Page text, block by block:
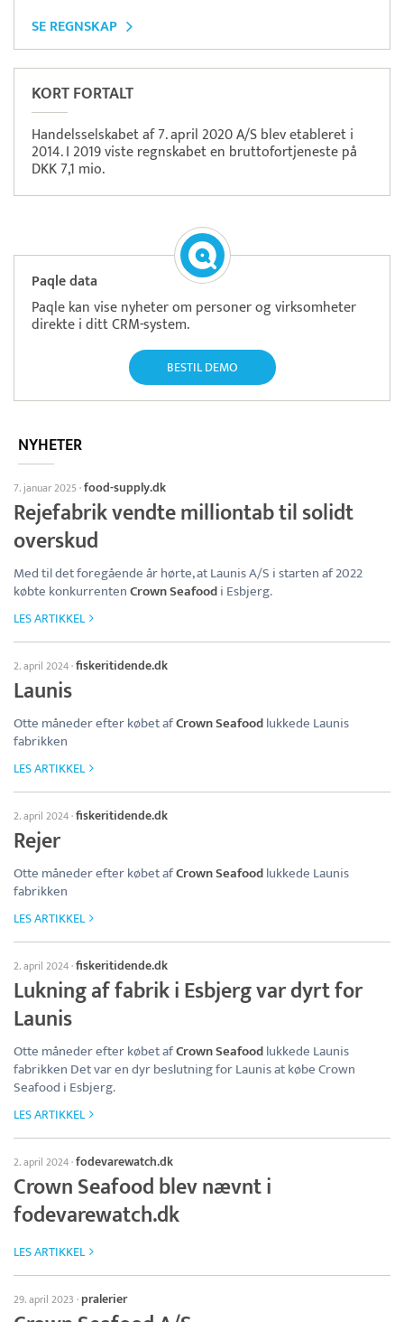
SE REGNSKAP
KORT FORTALT
Handelsselskabet af 7. april 2020 A/S blev etableret i
2014. I 2019 viste regnskabet en bruttofortjeneste på
DKK 7,1 mio.
Paqle data
Paqle kan vise nyheter om personer og virksomheter
direkte i ditt CRM-system.
BESTIL DEMO
NYHETER
7. januar 2025·food-supply.dk
Rejefabrik vendte milliontab til solidt
overskud
Med til det foregående år hørte, at Launis A/S i starten af 2022
købte konkurrentenCrown Seafoodi Esbjerg.
LES ARTIKKEL
2. april 2024·fiskeritidende.dk
Launis
Otte måneder efter købet afCrown Seafoodlukkede Launis
fabrikken
LES ARTIKKEL
2. april 2024·fiskeritidende.dk
Rejer
Otte måneder efter købet afCrown Seafoodlukkede Launis
fabrikken
LES ARTIKKEL
2. april 2024·fiskeritidende.dk
Lukning af fabrik i Esbjerg var dyrt for
Launis
Otte måneder efter købet afCrown Seafoodlukkede Launis
fabrikken Det var en dyr beslutning for Launis at købe Crown
Seafood i Esbjerg.
LES ARTIKKEL
2. april 2024·fodevarewatch.dk
Crown Seafood blev nævnt i
fodevarewatch.dk
LES ARTIKKEL
29. april 2023 ·pralerier